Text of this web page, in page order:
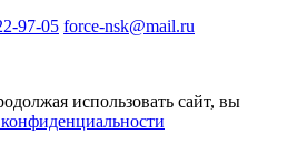
97-05 force-nsk@mail.ru
использовать сайт, вы